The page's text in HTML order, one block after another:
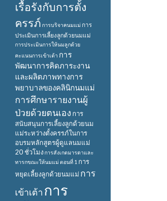
เรื้อรังกับการตั้ง
ครรภ์ การบริจาคนมแม่ การ
ประเมินการเลี้ยงลูกด้วยนมแม่
การประเมินการให้นมลูกด้วย
คะแนนการเข้าเต้า การ
พัฒนาการคิดภาระงาน
และผลิตภาพทางการ
พยาบาลของคลินิกนมแม่
การศึกษารายงานผู้
ป่วยด้วยตนเอง การ
สนับสนุนการเลี้ยงลูกด้วยนม
แม่ระหว่างตั้งครรภ์ในการ
อบรมหลักสูตรผู้ดูแลนมแม่
20 ชั่วโมงการสังเกตมารดาและ
ทารกขณะให้นมแม่ ตอนที่ 1 การ
หยุดเลี้ยงลูกด้วยนมแม่ การ
เข้าเต้าการ